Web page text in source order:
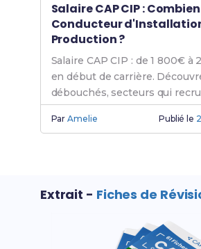
Salaire CAP CIP :
Conducteur
Production ?
Salaire CAP CIP : de 1 800€
en début de carrière.
débouchés, secteurs qui
évolutions possibles après
ParAmelie Publié le
Extrait - Fiches de